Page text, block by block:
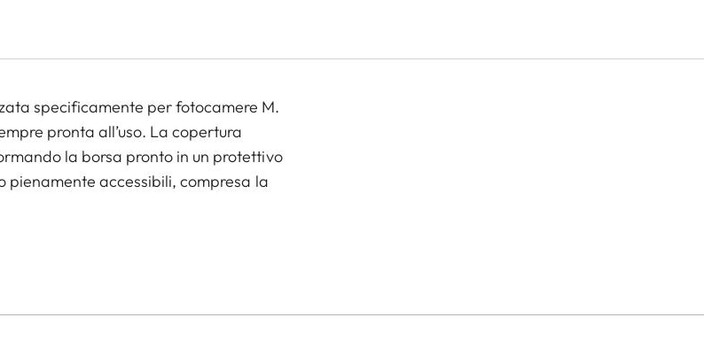
specificamente per fotocamere M.
pronta all’uso. La copertura
la borsa pronto in un protettivo
pienamente accessibili, compresa la